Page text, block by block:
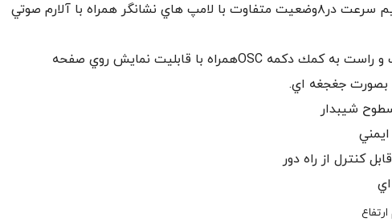
همراه با آلارم صوتي
راست به كمك دكمه OSCهمراه با قابليت نمايش روي صفحه
بصورت جغجغه اي.
شيبدار
كنترل از راه دور